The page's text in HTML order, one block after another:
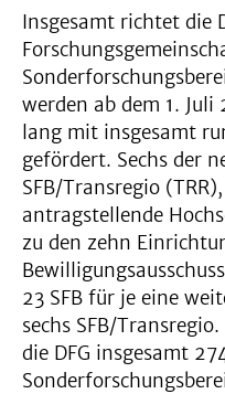
Insgesamt richtet die
werden ab dem 1.
lang mit insgesamt
gefördert. Sechs der
SFB/Transregio
antragstellende
zu den zehn
23 SFB für je eine
sechs SFB/
die DFG insgesamt